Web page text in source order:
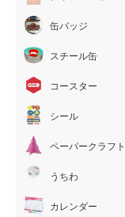
缶バッジ
スチール缶
コースター
シール
ペーパークラフト
うちわ
カレンダー